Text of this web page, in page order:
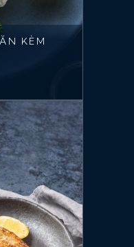
KÈM